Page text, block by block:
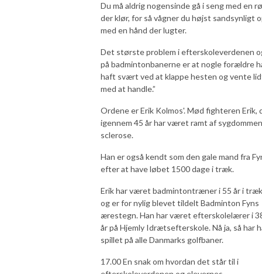
Du må aldrig nogensinde gå i seng med en
der klør, for så vågner du højst sandsynligt
med en hånd der lugter.
Det største problem i efterskoleverdenen
på badmintonbanerne er at nogle forældre
haft svært ved at klappe hesten og vente
med at handle.”
Ordene er Erik Kolmos'. Mød fighteren Erik,
igennem 45 år har været ramt af sygdommen
sclerose.
Han er også kendt som den gale mand fra
efter at have løbet 1500 dage i træk.
Erik har været badmintontræner i 55 år i træk
og er for nylig blevet tildelt Badminton Fyns
ærestegn. Han har været efterskolelærer i
år på Hjemly Idrætsefterskole. Nå ja, så har
spillet på alle Danmarks golfbaner.
17.00 En snak om hvordan det står til i